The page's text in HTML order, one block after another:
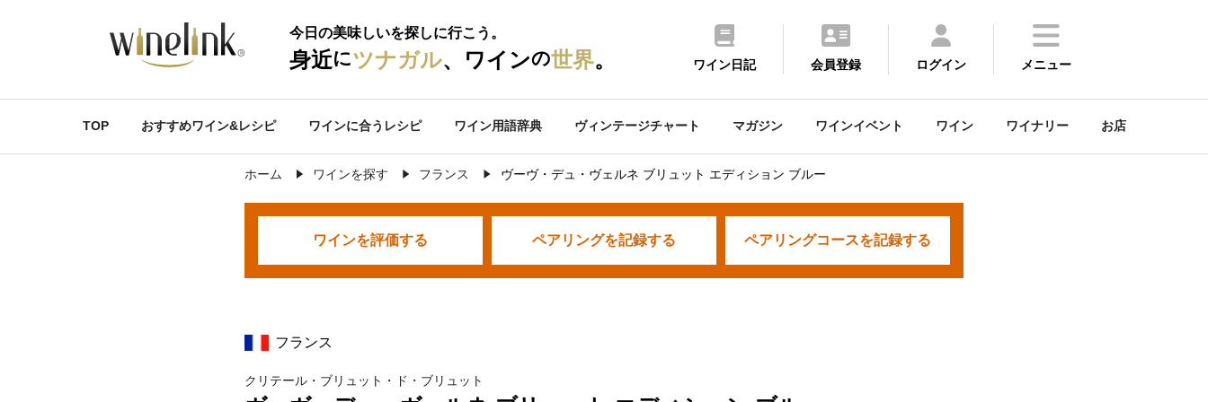
今日の美味しいを探しに行こう。
身近にツナガル、ワインの世界。 ワイン日記 会員登録 ログイン メニュー
TOP おすすめワイン&レシピ ワインに合うレシピ ワイン用語辞典 ヴィンテージチャート マガジン ワインイベント ワイン ワイナリー お店
ホーム ワインを探す フランス ヴーヴ・デュ・ヴェルネ ブリュット エディション ブルー
ワインを評価する ペアリングを記録する ペアリングコースを記録する
フランス
クリテール・ブリュット・ド・ブリュット